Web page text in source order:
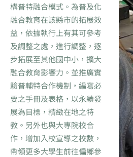
構普特融合模式。為普及化
融合教育在該縣市的拓展效
益，依據執行上有其可參考
及調整之處，進行調整，逐
步拓展至其他國中小，擴大
融合教育影響力。並推廣實
驗普輔特合作機制，編寫必
要之手冊及表格，以永續發
展為目標，精緻在地之特
教。另外也與大專院校合
作，增加入校宣導之校數，
帶領更多大學生前往偏鄉參